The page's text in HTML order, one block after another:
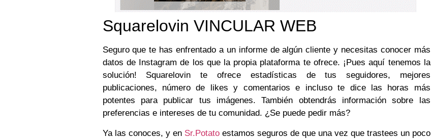
Squarelovin VINCULAR WEB
Seguro que te has enfrentado a un informe de algún cliente y necesitas conocer más
datos de Instagram de los que la propia plataforma te ofrece. ¡Pues aquí tenemos la
solución! Squarelovin te ofrece estadísticas de tus seguidores, mejores
publicaciones, número de likes y comentarios e incluso te dice las horas más
potentes para publicar tus imágenes. También obtendrás información sobre las
preferencias e intereses de tu comunidad. ¿Se puede pedir más?
Ya las conoces, y en Sr.Potatoestamos seguros de que una vez que trastees un poco